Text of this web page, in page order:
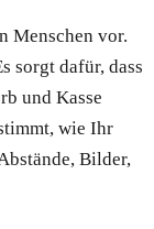
Menschen vor.
sorgt dafür, dass
und Kasse
wie Ihr
Bilder,